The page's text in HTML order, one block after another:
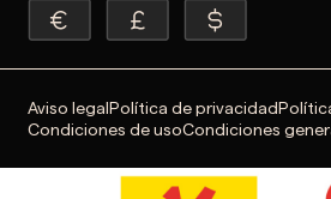
Aviso legalPolítica de privacidad
Condiciones de usoCondiciones